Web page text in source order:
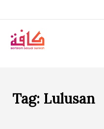
Tag: Lulusan